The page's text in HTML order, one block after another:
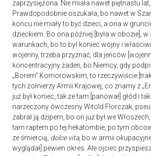
zaprzysiężona. Nie miała nawet piętnastu lat,
Prawdopodobnie oszukała, bo nawet w
końcu nie miały to być dzieci, a ona w
dzieckiem. Bo ona później [była w obozie],
warunkach, bo to był koniec wojny i
wojenny, trzeba przyznać, dla jeńców
koncentracyjny żaden, bo Niemcy, gdy
„Borem” Komorowskim, to rzeczywiście
tych żołnierzy Armii Krajowej, co znamy z
już był koniec, tak że tam [panował] głód i
narzeczony ówczesny Witold Florczak,
zabrał ją dżipem, bo on już był we
tam raptem po tej hekatombie, po tym
ze śmiercią, dolce vita, bo w armii
wyglądał] pewien okres. Ale ojciec